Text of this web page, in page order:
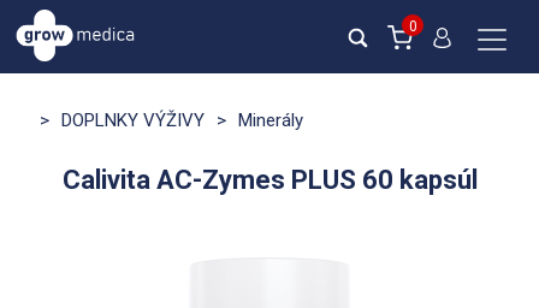
0
> DOPLNKY VÝŽIVY > Minerály
Calivita AC-Zymes PLUS 60 kapsúl